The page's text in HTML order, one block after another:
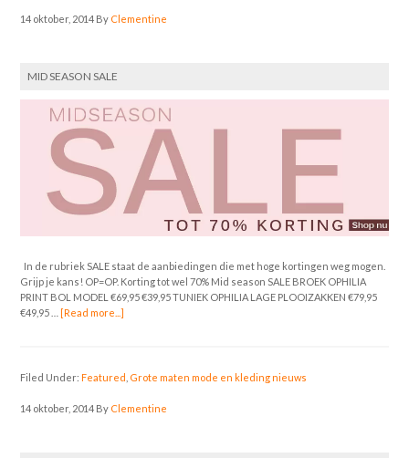
14 oktober, 2014 By Clementine
MID SEASON SALE
In de rubriek SALE staat de aanbiedingen die met hoge kortingen weg mogen.
Grijp je kans! OP=OP. Korting tot wel 70% Mid season SALE BROEK OPHILIA
PRINT BOL MODEL €69,95 €39,95 TUNIEK OPHILIA LAGE PLOOIZAKKEN €79,95
€49,95 …[Read more...]
Filed Under:Featured Grote maten mode en kleding nieuws
14 oktober, 2014 By Clementine